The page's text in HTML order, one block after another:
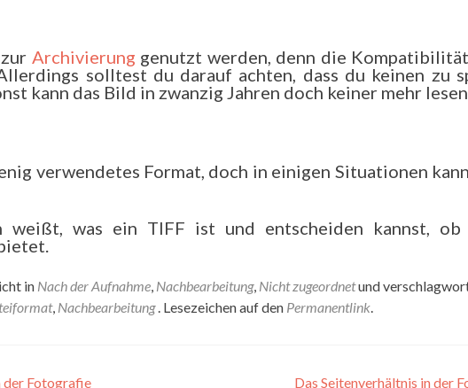
Archivierung genutzt werden, denn die
solltest du darauf achten, dass du keinen zu
kann das Bild in zwanzig Jahren doch keiner mehr
verwendetes Format, doch in einigen Situationen
weißt, was ein TIFF ist und entscheiden kannst,
in Nach der Aufnahme, Nachbearbeitung, Nicht zugeordnetund
, Nachbearbeitung. Lesezeichen auf den Permanentlink.
Fotografie Das Seitenverhältnis in der